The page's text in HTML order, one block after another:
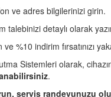
ve adres bilgilerinizi girin.
talebinizi detaylı olarak
%10 indirim fırsatınızı
Sistemleri olarak,
.
servis randevunuzu